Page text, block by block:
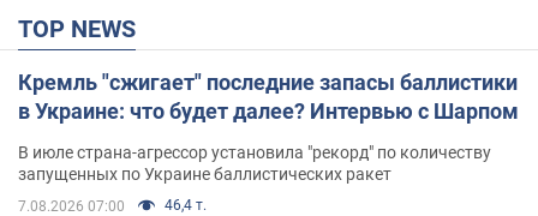
TOP NEWS
Кремль "сжигает" последние запасы баллистики
в Украине: что будет далее? Интервью с Шарпом
В июле страна-агрессор установила "рекорд" по количеству
запущенных по Украине баллистических ракет
7.08.2026 07:00 46,4 т.